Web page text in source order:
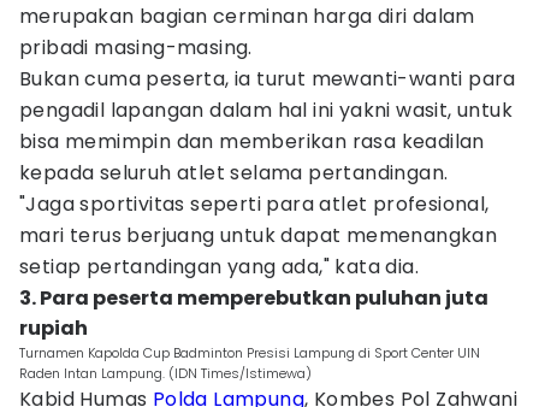
merupakan bagian cerminan harga diri dalam
pribadi masing-masing.
Bukan cuma peserta, ia turut mewanti-wanti para
pengadil lapangan dalam hal ini yakni wasit, untuk
bisa memimpin dan memberikan rasa keadilan
kepada seluruh atlet selama pertandingan.
"Jaga sportivitas seperti para atlet profesional,
mari terus berjuang untuk dapat memenangkan
setiap pertandingan yang ada," kata dia.
3. Para peserta memperebutkan puluhan juta
rupiah
Turnamen Kapolda Cup Badminton Presisi Lampung di Sport Center UIN
Raden Intan Lampung. (IDN Times/Istimewa)
Kabid Humas Polda Lampung, Kombes Pol Zahwani